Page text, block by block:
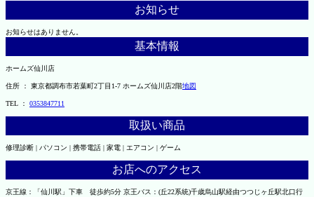
お知らせ
お知らせはありません。
基本情報
ホームズ仙川店
住所 ： 東京都調布市若葉町2丁目1-7 ホームズ仙川店2階地図
TEL ： 0353847711
取扱い商品
修理診断 | パソコン | 携帯電話 | 家電 | エアコン | ゲーム
お店へのアクセス
京王線：「仙川駅」下車 徒歩約5分 京王バス：(丘22系統)千歳烏山駅経由つつじヶ丘駅北口行